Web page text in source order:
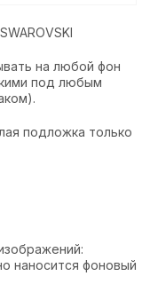
на любой фон
под любым
подложка только
наносится фоновый